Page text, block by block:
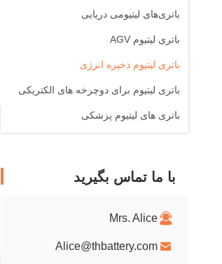
باتری‌های لیتیومی دریایی
باتری لیتیوم AGV
باتری لیتیوم ذخیره انرژی
باتری لیتیوم برای دوچرخه های الکتریکی
باتری های لیتیوم پزشکی
با ما تماس بگیرید
Mrs. Alice
Alice@thbattery.com